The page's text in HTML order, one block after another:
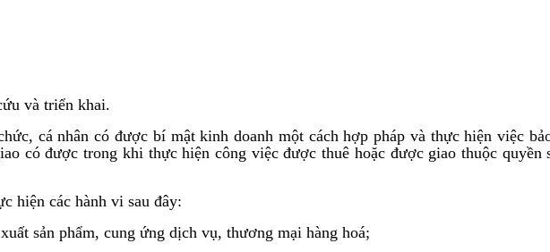
và triển khai.
cá nhân có được bí mật kinh doanh một cách hợp pháp và thực hiện việc
có được trong khi thực hiện công việc được thuê hoặc được giao thuộc
hiện các hành vi sau đây:
sản phẩm, cung ứng dịch vụ, thương mại hàng hoá;